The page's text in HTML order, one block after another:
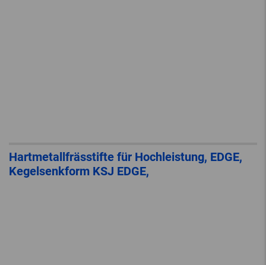
Hartmetallfrässtifte für Hochleistung, EDGE,
Kegelsenkform KSJ EDGE,